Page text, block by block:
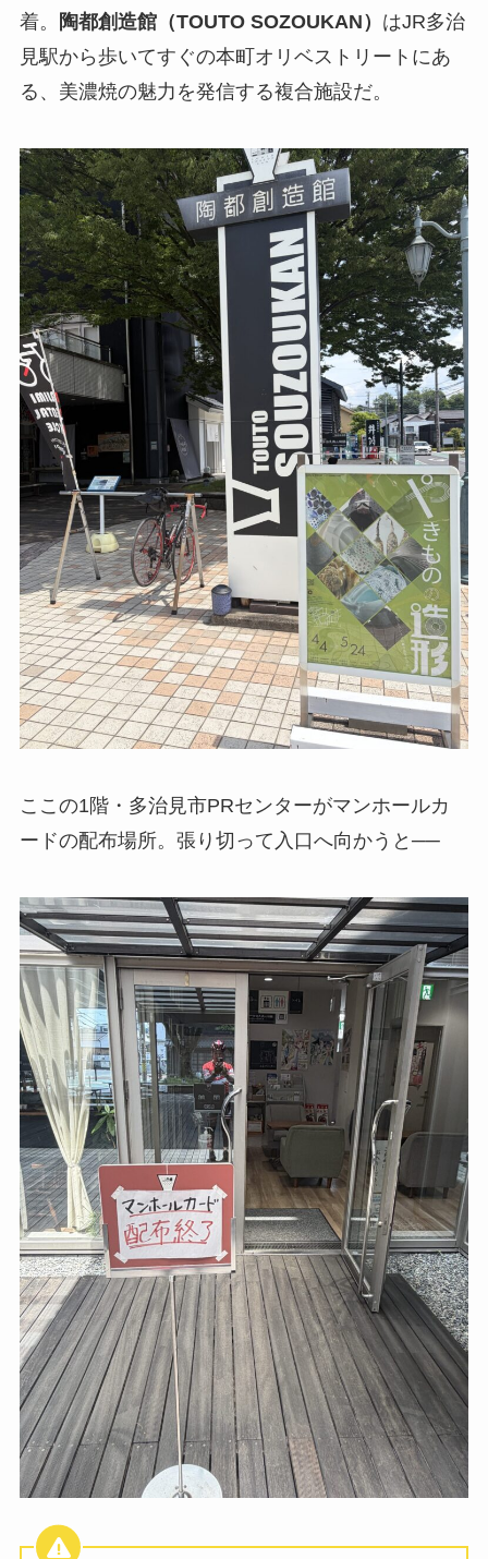
着。
陶都創造館（TOUTO SOZOUKAN） はJR多治
見駅から歩いてすぐの本町オリベストリートにあ
る、美濃焼の魅力を発信する複合施設だ。
ここの1階・多治見市PRセンターがマンホールカ
ードの配布場所。張り切って入口へ向かうと──